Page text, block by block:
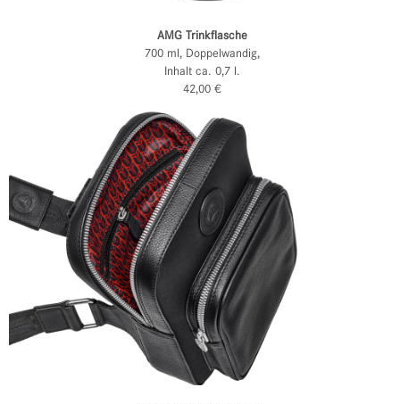
AMG Trinkflasche
700 ml, Doppelwandig,
Inhalt ca. 0,7 l.
42,00 €